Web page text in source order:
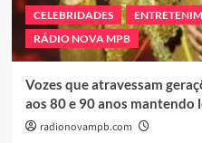
CELEBRIDADES
RÁDIO NOVA MPB
Vozes que atravessam
aos 80 e 90 anos mantendo
radionovampb.com